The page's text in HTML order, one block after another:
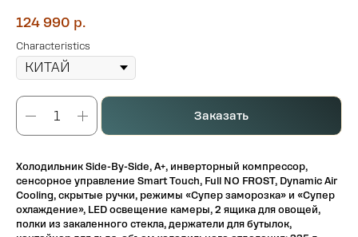
124 990 р.
Characteristics
Заказать
Холодильник Side-By-Side, А+, инверторный компрессор,
cенсорное управление Smart Touch, Full NO FROST, Dynamic Air
Cooling, скрытые ручки, режимы «Супер заморозка» и «Супер
охлаждение», LED освещение камеры, 2 ящика для овощей,
полки из закаленного стекла, держатели для бутылок,